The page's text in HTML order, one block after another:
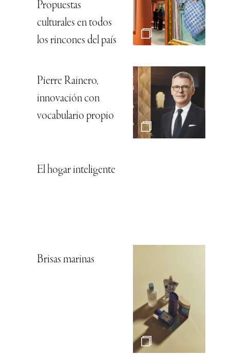
Propuestas
culturales en todos
los rincones del país
Pierre Rainero,
innovación con
vocabulario propio
El hogar inteligente
Brisas marinas